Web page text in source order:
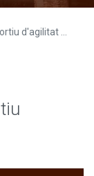
d'agilitat ...